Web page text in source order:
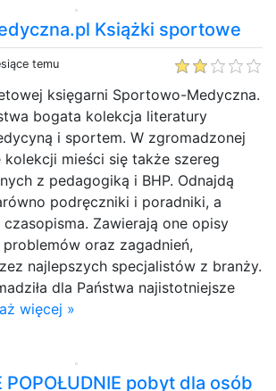
Książki sportowe
temu
księgarni Sportowo-Medyczna.
bogata kolekcja literatury
i sportem. W zgromadzonej
kolekcji mieści się także szereg
z pedagogiką i BHP. Odnajdą
podręczniki i poradniki, a
Zawierają one opisy
oraz zagadnień,
najlepszych specjalistów z branży.
dla Państwa najistotniejsze
więcej »
POPOŁUDNIE pobyt dla osób